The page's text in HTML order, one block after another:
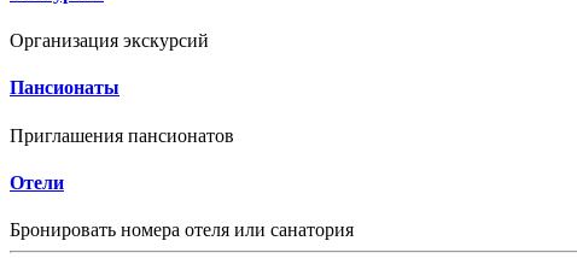
Организация экскурсий
Пансионаты
Приглашения пансионатов
Отели
Бронировать номера отеля или санатория